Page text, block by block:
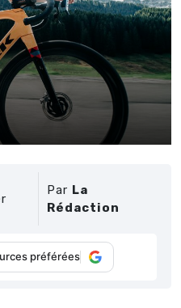
Par La
Rédaction
préférées